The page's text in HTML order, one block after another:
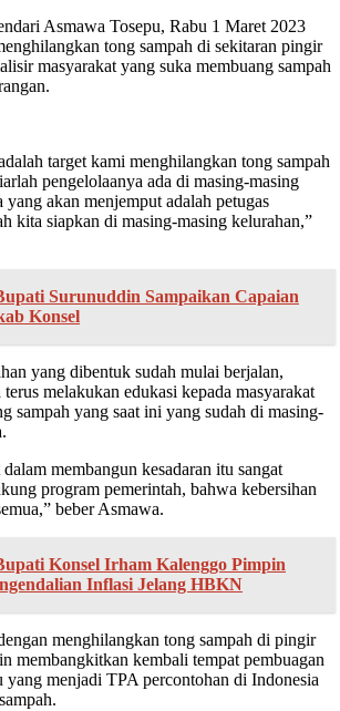
Asmawa Tosepu, Rabu 1 Maret 2023
tong sampah di sekitaran pingir
masyarakat yang suka membuang sampah
target kami menghilangkan tong sampah
pengelolaanya ada di masing-masing
yang akan menjemput adalah petugas
kita siapkan di masing-masing kelurahan,”
Surunuddin Sampaikan Capaian
Konsel
yang dibentuk sudah mulai berjalan,
melakukan edukasi kepada masyarakat
sampah yang saat ini yang sudah di masing-
membangun kesadaran itu sangat
program pemerintah, bahwa kebersihan
beber Asmawa.
Konsel Irham Kalenggo Pimpin
Inflasi Jelang HBKN
menghilangkan tong sampah di pingir
membangkitkan kembali tempat pembuagan
menjadi TPA percontohan di Indonesia